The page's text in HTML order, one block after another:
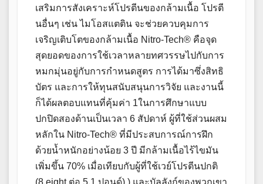
เสริมการสังเคราะห์โปรตีนของกล้ามเนื้อ โปรตี
นอื่นๆ เช่น ไมโอสแตติน จะช่วยควบคุมการ
เจริญเติบโตของกล้ามเนื้อ Nitro-Tech® คือจุด
สุดยอดของการใช้เวลาหลายทศวรรษไปกับการ
หมกมุ่นอยู่กับการกำหนดสูตร การได้มาซึ่งสิทธิ
บัตร และการให้ทุนสนับสนุนการวิจัย และงานนี้
ก็ได้ผลตอบแทนที่คุ้มค่า 1ในการศึกษาแบบ
ปกปิดสองด้านเป็นเวลา 6 สัปดาห์ ผู้ที่ใช้ส่วนผสม
หลักใน Nitro-Tech® ที่มีประสบการณ์การฝึก
ด้วยน้ำหนักอย่างน้อย 3 ปี มีกล้ามเนื้อไร้ไขมัน
เพิ่มขึ้น 70% เมื่อเทียบกับผู้ที่ใช้เวย์โปรตีนปกติ